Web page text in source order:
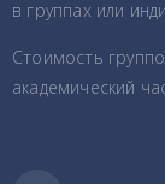
в группах или
Стоимость
академический